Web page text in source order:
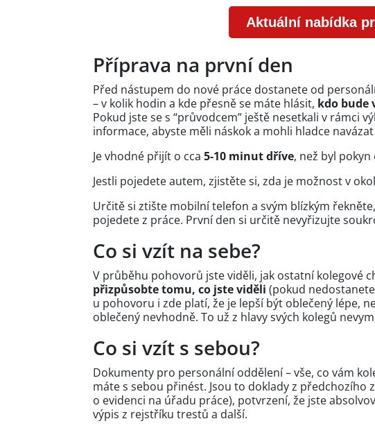
Aktuální nabídka
Příprava na první den
Před nástupem do nové práce dostanete od
–⁠ v kolik hodin a kde přesně se máte hlásit, kdo bude
Pokud jste se s “průvodcem” ještě nesetkali v rámci
informace, abyste měli náskok a mohli hladce
Je vhodné přijít o cca 5-10 minut dříve, než byl
Jestli pojedete autem, zjistěte si, zda je možnost v
Určitě si ztište mobilní telefon a svým blízkým
pojedete z práce. První den si určitě nevyřizujte
Co si vzít na sebe?
V průběhu pohovorů jste viděli, jak ostatní kolegové
přizpůsobte tomu, co jste viděli (pokud
u pohovoru i zde platí, že je lepší být oblečený lépe,
oblečený nevhodně. To už z hlavy svých kolegů
Co si vzít s sebou?
Dokumenty pro personální oddělení –⁠ vše, co vám
máte s sebou přinést. Jsou to doklady z předchozího
o evidenci na úřadu práce), potvrzení, že jste
výpis z rejstříku trestů a další.